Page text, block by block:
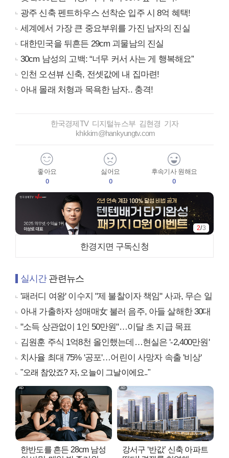
광주 신축 펜트하우스 선착순 입주 시 8억 혜택!
세계에서 가장 큰 중요부위를 가진 남자의 진실
대한민국을 뒤흔든 29cm 괴물남의 진실
30cm 남성의 고백: “너무 커서 사는 게 행복해요”
인천 오션뷰 신축, 전셋값에 내 집마련!
아내 몰래 처형과 목욕한 남자.. 충격!
한국경제TV 디지털뉴스부 김현경 기자
khkkim@hankyungtv.com
좋아요
0
싫어요
0
후속기사 원해요
0
2/3
한경지면 구독신청
실시간관련뉴스
'패러디 여왕' 이수지 "제 불찰이자 책임" 사과, 무슨 일
아내 가출하자 성매매女 불러 음주, 아들 살해한 30대
"소득 상관없이 1인 50만원"…이달 초 지급 목표
김원훈 주식 1억8천 올인했는데…현실은 '-2,400만원'
치사율 최대 75% '공포'…어린이 사망자 속출 '비상'
"오래 참았죠? 자, 오늘이 그날이에요.."
한반도를 흔든 28cm 남성
강서구 ‘반값’ 신축 아파트